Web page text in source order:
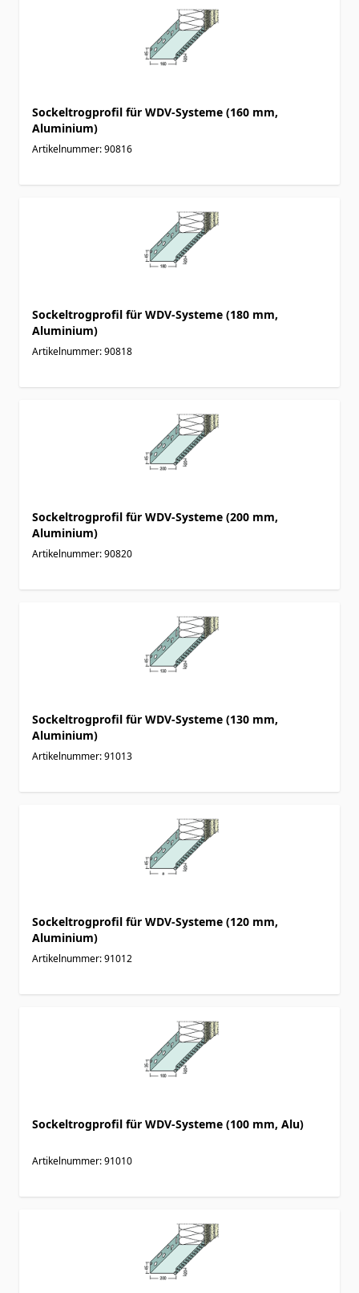
Sockeltrogprofil für WDV-Systeme (160 mm,
Aluminium)
Artikelnummer: 90816
Sockeltrogprofil für WDV-Systeme (180 mm,
Aluminium)
Artikelnummer: 90818
Sockeltrogprofil für WDV-Systeme (200 mm,
Aluminium)
Artikelnummer: 90820
Sockeltrogprofil für WDV-Systeme (130 mm,
Aluminium)
Artikelnummer: 91013
Sockeltrogprofil für WDV-Systeme (120 mm,
Aluminium)
Artikelnummer: 91012
Sockeltrogprofil für WDV-Systeme (100 mm, Alu)
Artikelnummer: 91010